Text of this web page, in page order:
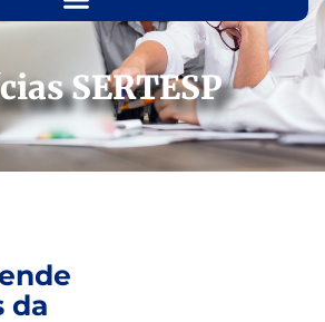
SERTESP
da